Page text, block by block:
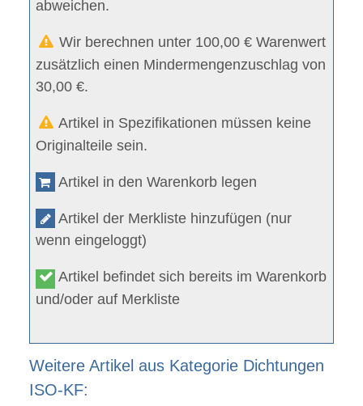
abweichen.
Wir berechnen unter 100,00 € Warenwert
zusätzlich einen Mindermengenzuschlag von
30,00 €.
Artikel in Spezifikationen müssen keine
Originalteile sein.
Artikel in den Warenkorb legen
Artikel der Merkliste hinzufügen (nur
wenn eingeloggt)
Artikel befindet sich bereits im Warenkorb
und/oder auf Merkliste
Weitere Artikel aus Kategorie Dichtungen
ISO-KF: